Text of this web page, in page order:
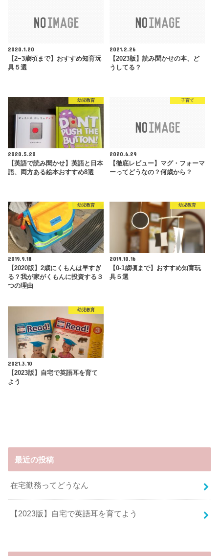
2020.1.20
【2−3歳頃まで】おすすめ知育玩
具５選
2021.2.26
【2023版】読み聞かせの本、ど
うしてる？
幼児教育
2020.5.20
【英語で読み聞かせ】英語と日本
語、両方ある絵本おすすめ8選
子育て
2020.6.29
【徹底レビュー】マグ・フォーマ
ーってどうなの？何歳から？
幼児教育
2019.9.18
【2020版】2歳にくもんは早すぎ
る？我が家がくもんに投資する３
つの理由
幼児教育
2019.10.16
【0-1歳頃まで】おすすめ知育玩
具５選
幼児教育
2021.3.10
【2023版】自宅で英語耳を育て
よう
最近の投稿
在宅勤務ってどうなん
【2023版】自宅で英語耳を育てよう